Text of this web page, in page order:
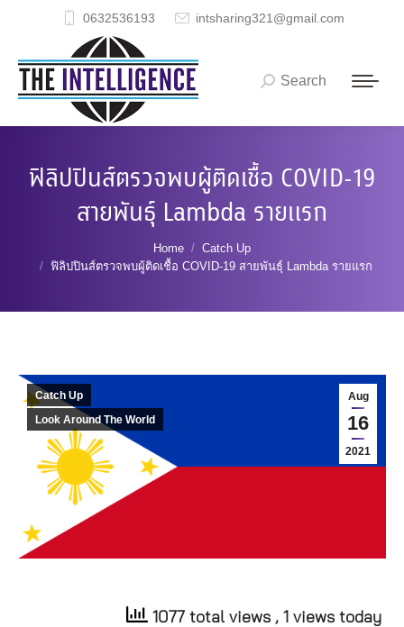
0632536193 intsharing321@gmail.com
Search:
Search
ฟิลิปปินส์ตรวจพบผู้ติดเชื้อ COVID-19
สายพันธุ์ Lambda รายแรก
Home
Catch Up
ฟิลิปปินส์ตรวจพบผู้ติดเชื้อ COVID-19 สายพันธุ์ Lambda รายแรก
Aug
16
2021
Catch Up
Look Around The World
1077 total views , 1 views today